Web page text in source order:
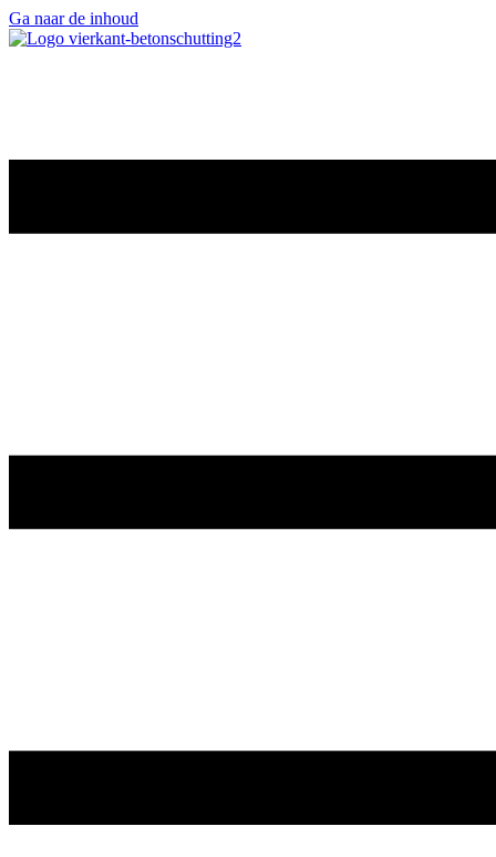
Ga naar de inhoud